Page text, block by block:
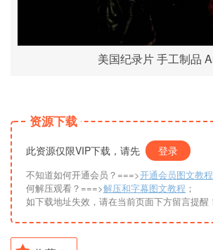
美国纪录片 手工制品
资源下载
此资源仅限VIP下载，请先 登录
不知道如何开通会员？===>开通会员图文教程
何解压观看？===>解压和字幕图文教程 ；
如下载地址失效，请在当前页面下方留言提醒！